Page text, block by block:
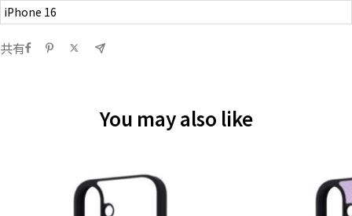
iPhone 16
共有
You may also like